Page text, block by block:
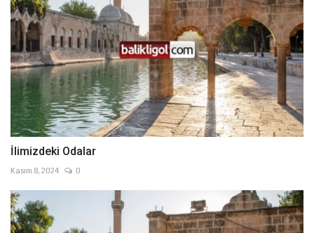
İlimizdeki Odalar
Kasım 8, 2024 0